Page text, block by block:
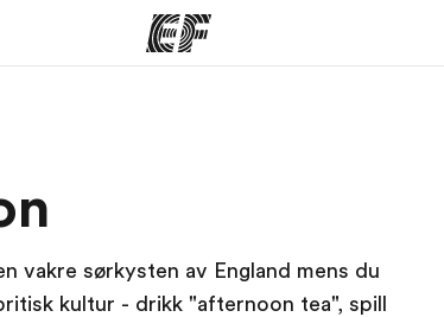
vakre sørkysten av England mens du
kultur - drikk "afternoon tea", spill